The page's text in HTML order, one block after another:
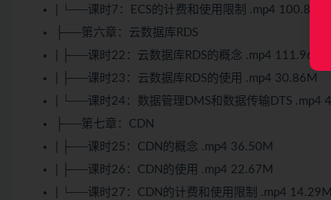
| └──课时7：ECS的计费和使用限制 .mp4 100.84M
├──第六章：云数据库RDS
| ├──课时22：云数据库RDS的概念 .mp4 111.96M
| ├──课时23：云数据库RDS的使用 .mp4 30.86M
| └──课时24：数据管理DMS和数据传输DTS .mp4
├──第七章：CDN
| ├──课时25：CDN的概念 .mp4 36.50M
| ├──课时26：CDN的使用 .mp4 22.67M
| └──课时27：CDN的计费和使用限制 .mp4 14.29M